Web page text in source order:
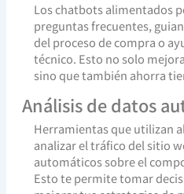
Los chatbots alimentados
preguntas frecuentes,
del proceso de compra o
técnico. Esto no solo
sino que también ahorra
Análisis de datos
Herramientas que utilizan
analizar el tráfico del sitio
automáticos sobre el
Esto te permite tomar